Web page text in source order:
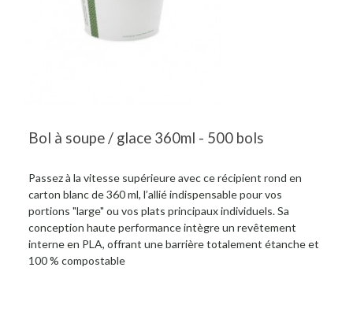
Bol à soupe / glace 360ml - 500 bols
Passez à la vitesse supérieure avec ce récipient rond en
carton blanc de 360 ml, l’allié indispensable pour vos
portions "large" ou vos plats principaux individuels. Sa
conception haute performance intègre un revêtement
interne en PLA, offrant une barrière totalement étanche et
100 % compostable